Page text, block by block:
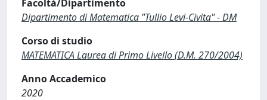
Facoltà/Dipartimento
Dipartimento di Matematica "Tullio Levi-Civita" - DM
Corso di studio
MATEMATICA Laurea di Primo Livello (D.M. 270/2004)
Anno Accademico
2020